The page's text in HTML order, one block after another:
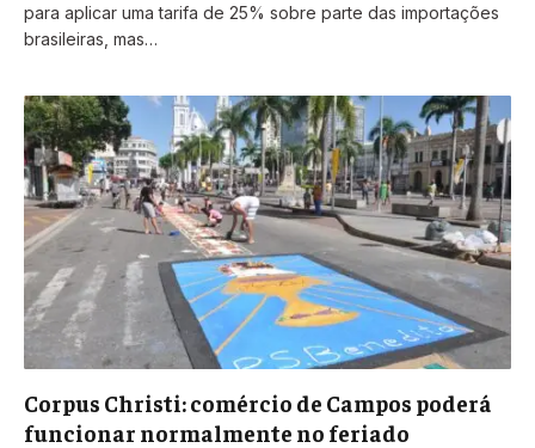
para aplicar uma tarifa de 25% sobre parte das importações
brasileiras, mas…
Corpus Christi: comércio de Campos poderá
funcionar normalmente no feriado